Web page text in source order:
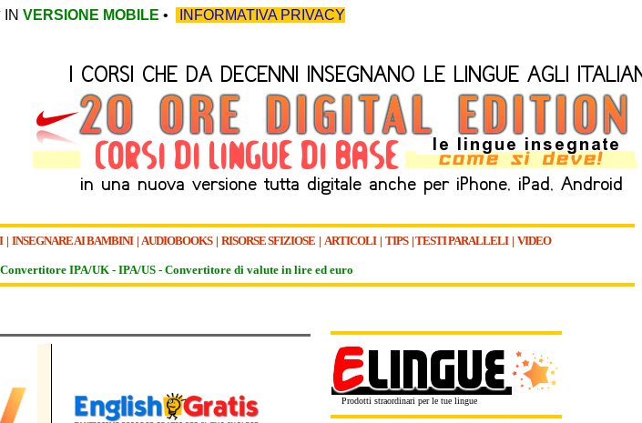
IN VERSIONE MOBILE • INFORMATIVA PRIVACY
| INSEGNARE AI BAMBINI| AUDIOBOOKS| RISORSE SFIZIOSE | ARTICOLI| TIPS|TESTI PARALLELI| VIDEO
Convertitore IPA/UK - IPA/US - Convertitore di valute in lire ed euro
Prodotti straordinari per le tue lingue